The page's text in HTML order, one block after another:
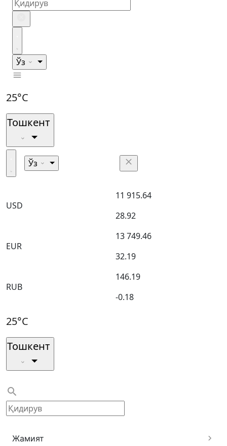
Ўз
25°C
Тошкент
Ўз
USD
11 915.64
28.92
EUR
13 749.46
32.19
RUB
146.19
-0.18
25°C
Тошкент
Жамият